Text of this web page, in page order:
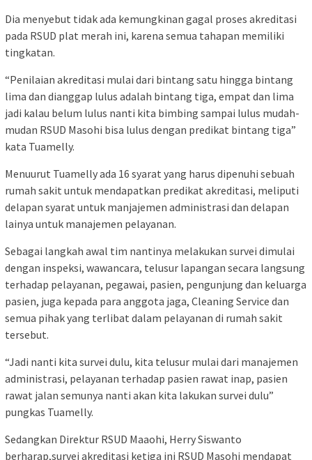
Dia menyebut tidak ada kemungkinan gagal proses akreditasi
pada RSUD plat merah ini, karena semua tahapan memiliki
tingkatan.
“Penilaian akreditasi mulai dari bintang satu hingga bintang
lima dan dianggap lulus adalah bintang tiga, empat dan lima
jadi kalau belum lulus nanti kita bimbing sampai lulus mudah-
mudan RSUD Masohi bisa lulus dengan predikat bintang tiga”
kata Tuamelly.
Menuurut Tuamelly ada 16 syarat yang harus dipenuhi sebuah
rumah sakit untuk mendapatkan predikat akreditasi, meliputi
delapan syarat untuk manjajemen administrasi dan delapan
lainya untuk manajemen pelayanan.
Sebagai langkah awal tim nantinya melakukan survei dimulai
dengan inspeksi, wawancara, telusur lapangan secara langsung
terhadap pelayanan, pegawai, pasien, pengunjung dan keluarga
pasien, juga kepada para anggota jaga, Cleaning Service dan
semua pihak yang terlibat dalam pelayanan di rumah sakit
tersebut.
“Jadi nanti kita survei dulu, kita telusur mulai dari manajemen
administrasi, pelayanan terhadap pasien rawat inap, pasien
rawat jalan semunya nanti akan kita lakukan survei dulu”
pungkas Tuamelly.
Sedangkan Direktur RSUD Maaohi, Herry Siswanto
berharap,survei akreditasi ketiga ini RSUD Masohi mendapat